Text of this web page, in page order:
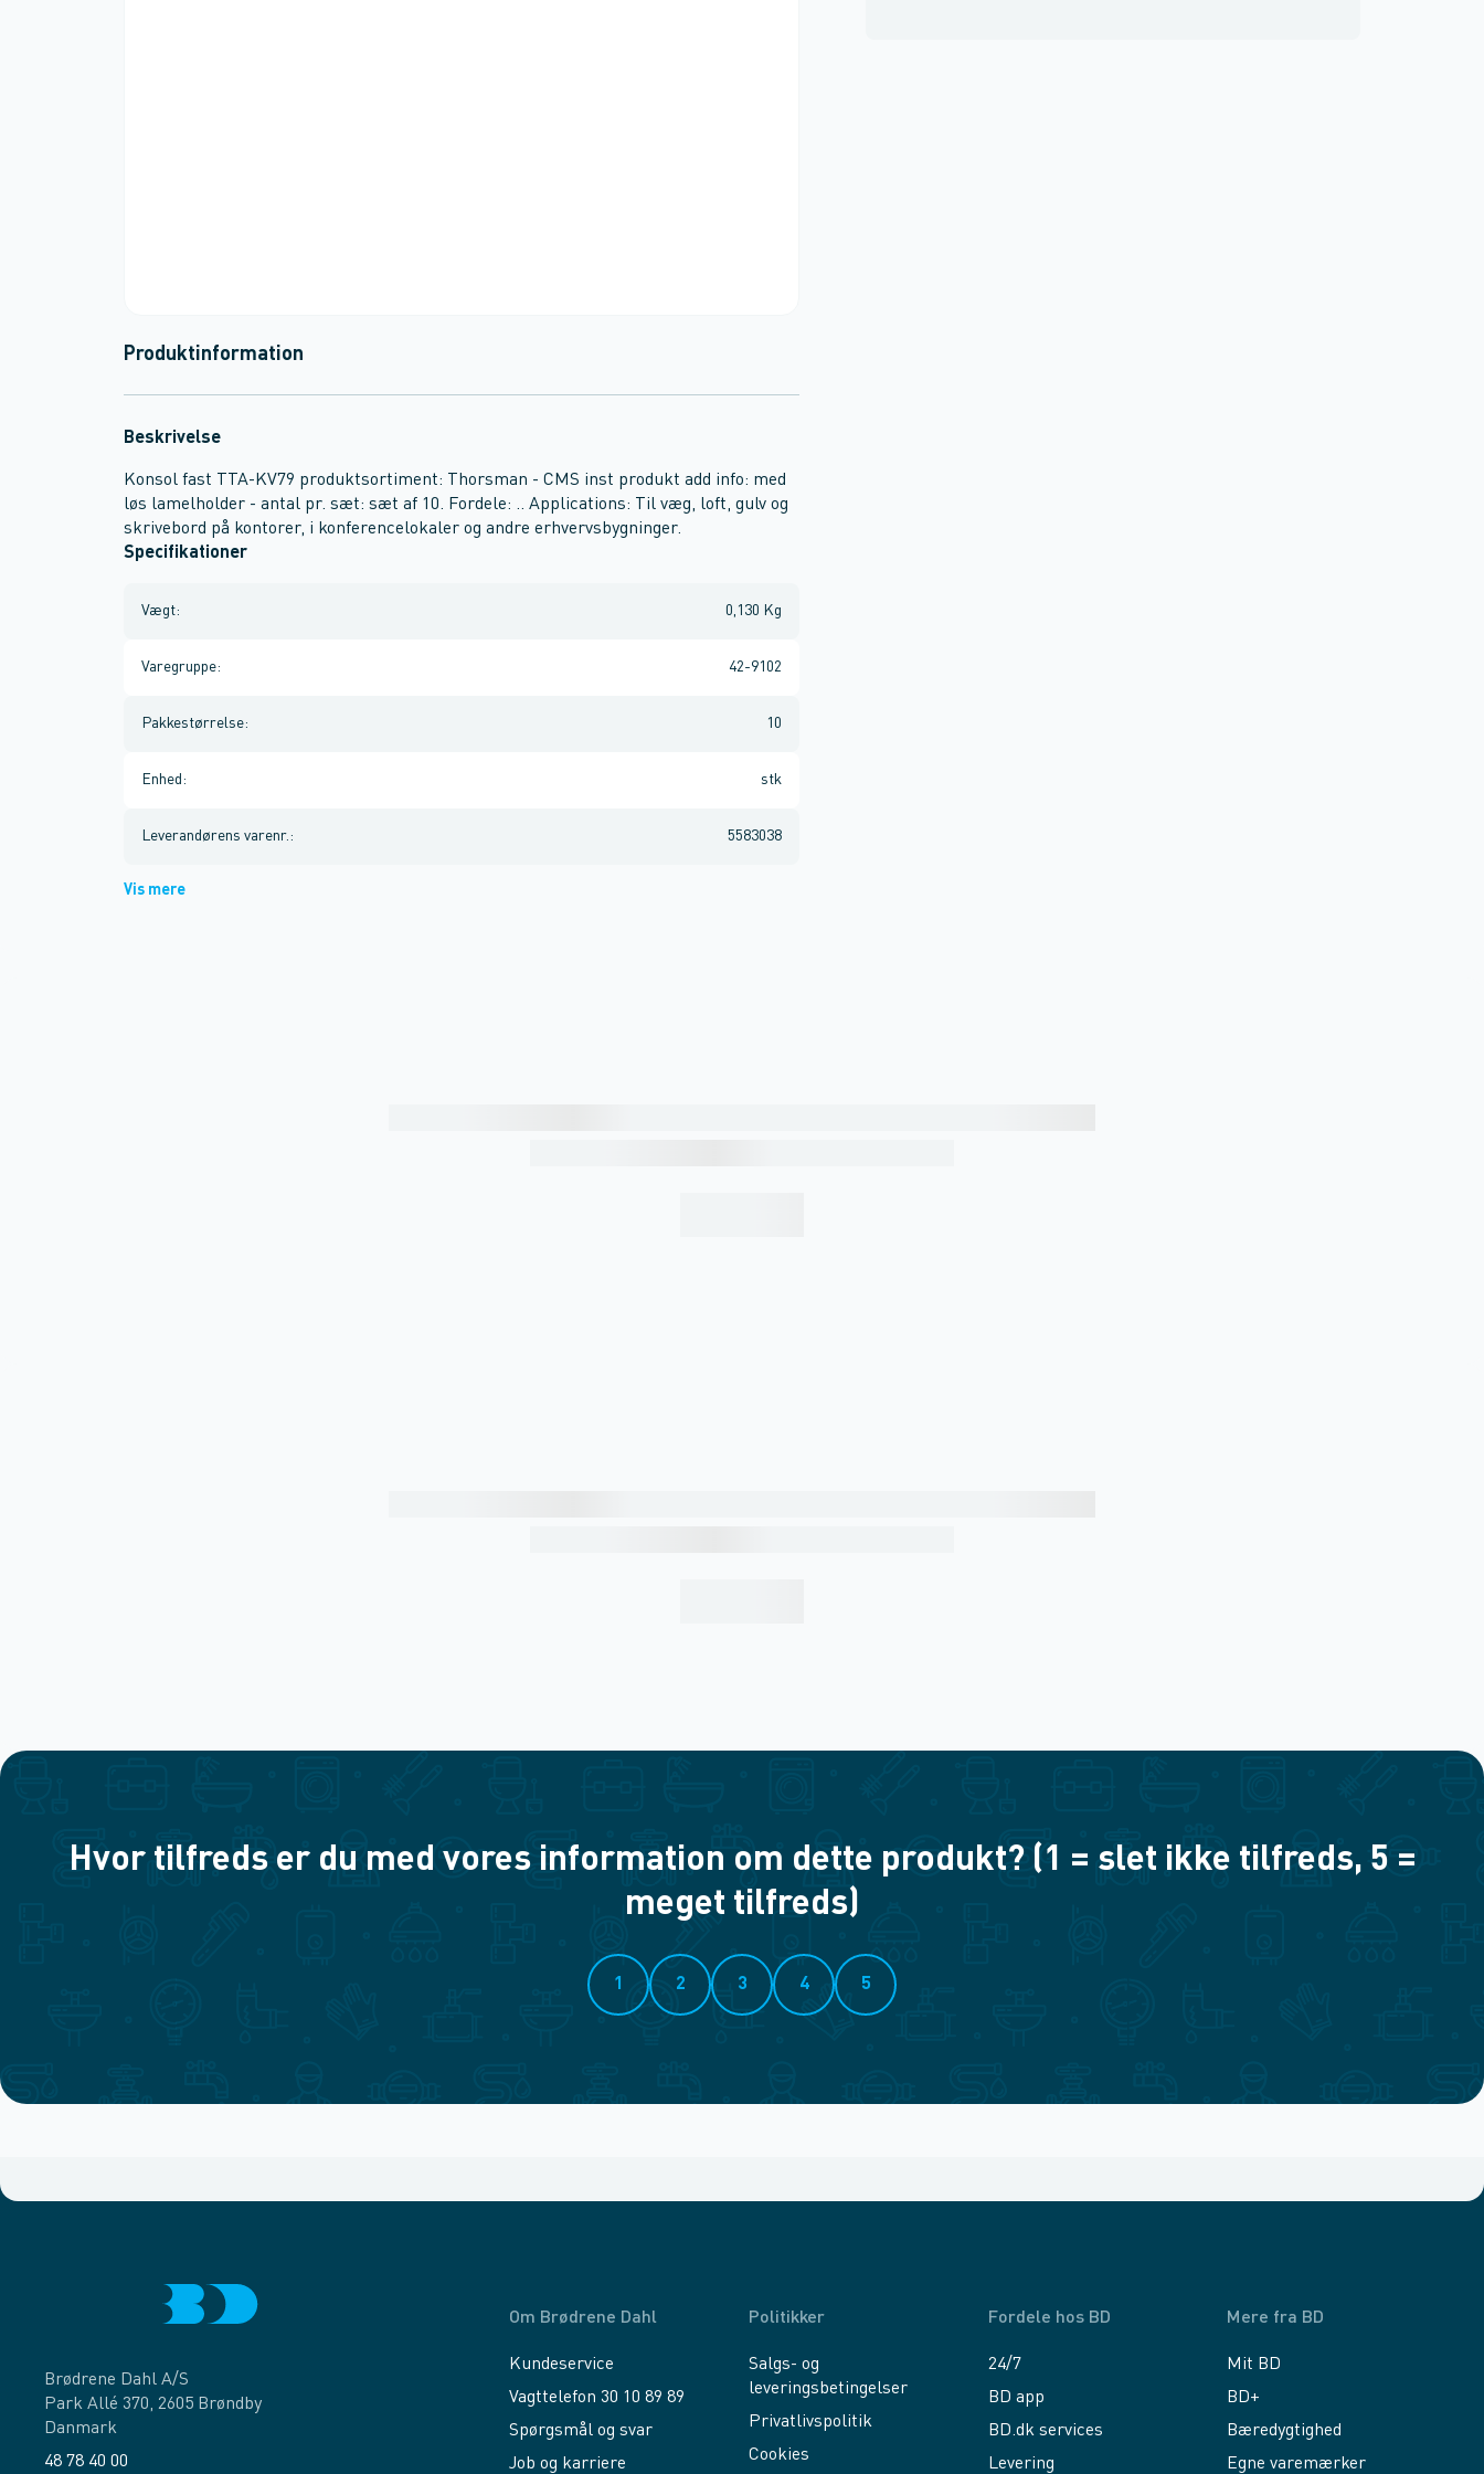
Produktinformation
Beskrivelse
Konsol fast TTA-KV79 produktsortiment: Thorsman - CMS inst produkt add info: med
løs lamelholder - antal pr. sæt: sæt af 10. Fordele: .. Applications: Til væg, loft, gulv og
skrivebord på kontorer, i konferencelokaler og andre erhvervsbygninger.
Specifikationer
Vægt: 0,130 Kg
Varegruppe: 42-9102
Pakkestørrelse: 10
Enhed : stk
Leverandørens varenr. : 5583038
Vis mere
Hvor tilfreds er du med vores information om dette produkt? (1 = slet ikke tilfreds, 5 =
meget tilfreds)
1 2 3 4 5
Brødrene Dahl A/S
Park Allé 370, 2605 Brøndby
Danmark
48 78 40 00
Om Brødrene Dahl
Kundeservice
Vagttelefon 30 10 89 89
Spørgsmål og svar
Job og karriere
Politikker
Salgs- og
leveringsbetingelser
Privatlivspolitik
Cookies
Fordele hos BD
24/7
BD app
BD.dk services
Levering
Mere fra BD
Mit BD
BD+
Bæredygtighed
Egne varemærker